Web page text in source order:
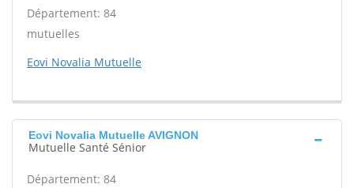
Département: 84
mutuelles
Eovi Novalia Mutuelle
Eovi Novalia Mutuelle AVIGNON
Mutuelle Santé Sénior
Département: 84